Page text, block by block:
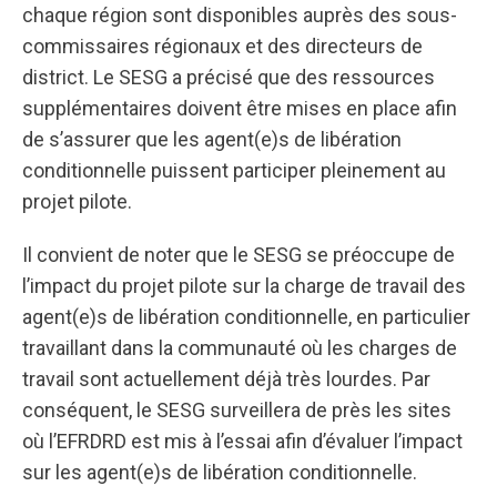
chaque région sont disponibles auprès des sous-
commissaires régionaux et des directeurs de
district. Le SESG a précisé que des ressources
supplémentaires doivent être mises en place afin
de s’assurer que les agent(e)s de libération
conditionnelle puissent participer pleinement au
projet pilote.
Il convient de noter que le SESG se préoccupe de
l’impact du projet pilote sur la charge de travail des
agent(e)s de libération conditionnelle, en particulier
travaillant dans la communauté où les charges de
travail sont actuellement déjà très lourdes. Par
conséquent, le SESG surveillera de près les sites
où l’EFRDRD est mis à l’essai afin d’évaluer l’impact
sur les agent(e)s de libération conditionnelle.